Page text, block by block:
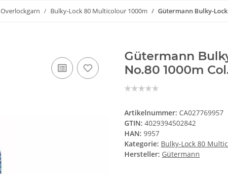
Overlockgarn Bulky-Lock 80 Multicolour 1000m Gütermann Bulky-
Gütermann
No.80 1000m
Artikelnummer: CA027769957
GTIN: 4029394502842
HAN: 9957
Kategorie: Bulky-Lock 80
Hersteller: Gütermann